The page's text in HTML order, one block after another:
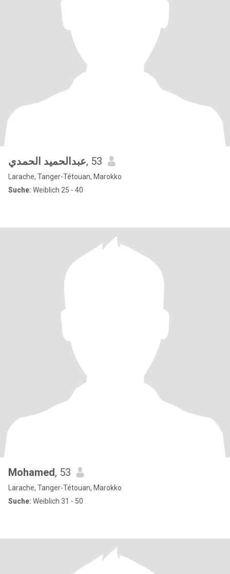
عبدالحميد الحمدي, 53
Larache, Tanger-Tétouan, Marokko
Suche: Weiblich 25 - 40
Mohamed, 53
Larache, Tanger-Tétouan, Marokko
Suche: Weiblich 31 - 50